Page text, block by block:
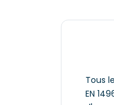
Tous
EN